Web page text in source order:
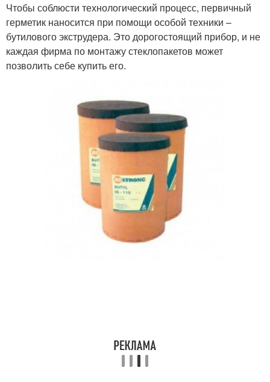
Чтобы соблюсти технологический процесс, первичный
герметик наносится при помощи особой техники –
бутилового экструдера. Это дорогостоящий прибор, и не
каждая фирма по монтажу стеклопакетов может
позволить себе купить его.